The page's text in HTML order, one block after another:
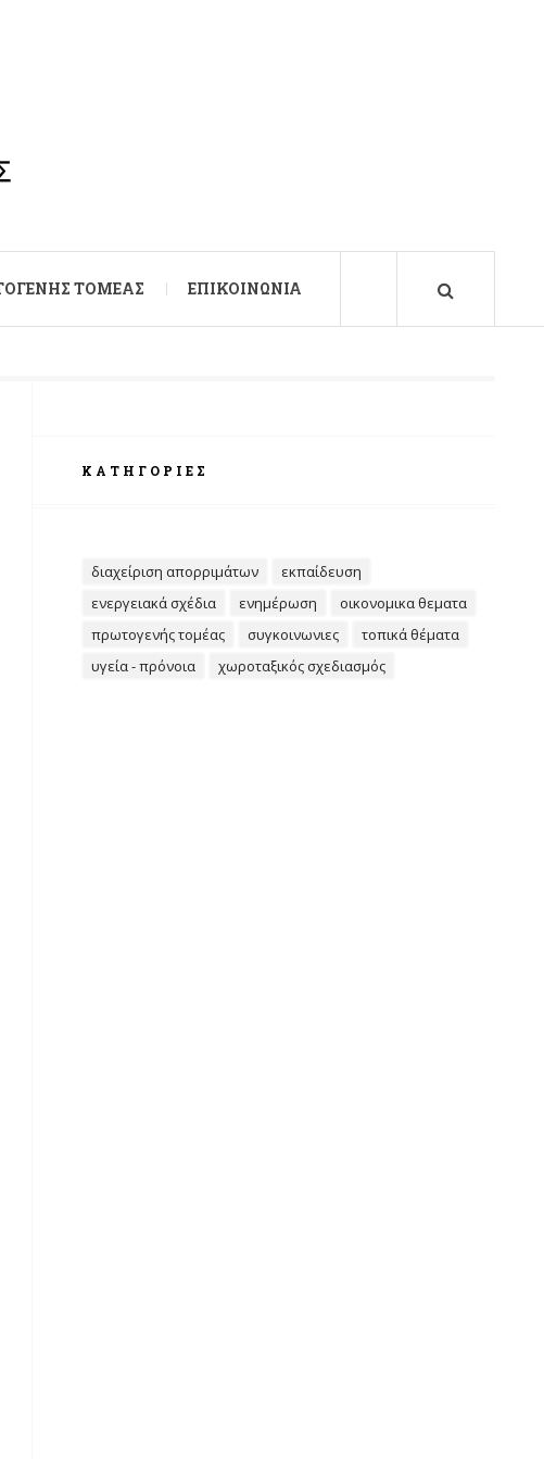
ΤΟΜΈΑΣ ΕΠΙΚΟΙΝΩΝΊΑ
ΚΑΤΗΓΟΡΊΕΣ
διαχείριση απορριμάτων
εκπαίδευση
ενεργειακά σχέδια
ενημέρωση
οικονομικα θεματα
πρωτογενής τομέας
συγκοινωνιες
τοπικά θέματα
υγεία - πρόνοια
χωροταξικός σχεδιασμός